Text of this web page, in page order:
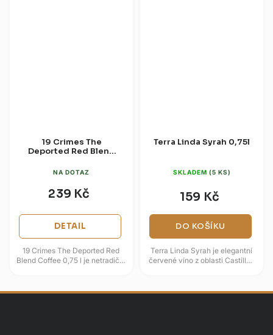
19 Crimes The
Deported Red Blend
NA DOTAZ
239 Kč
DETAIL
19 Crimes The Deported Red
Blend Coffee 0,75 l je netradiční
Terra Linda Syrah 0,75l
SKLADEM (5 KS)
159 Kč
DO KOŠÍKU
Terra Linda Syrah je elegantní
červené víno z oblasti Castilla-